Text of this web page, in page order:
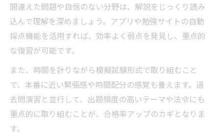
間違えた問題や自信のない分野は、解説をじっくり読み
込んで理解を深めましょう。アプリや勉強サイトの自動
採点機能を活用すれば、効率よく弱点を発見し、重点的
な復習が可能です。
また、時間を計りながら模擬試験形式で取り組むこと
で、本番に近い緊張感や時間配分の感覚も養えます。過
去問演習と並行して、出題頻度の高いテーマや法令にも
重点的に取り組むことが、合格率アップのカギとなりま
す。